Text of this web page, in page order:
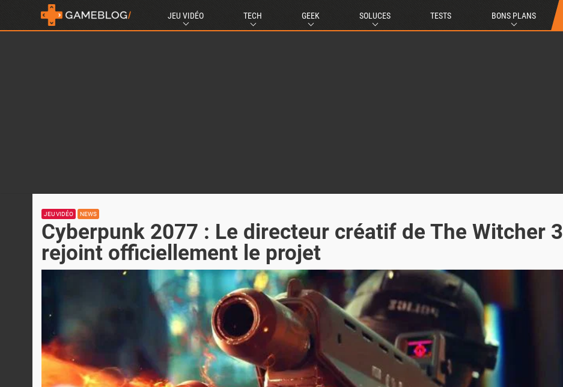
JEU VIDÉO TECH GEEK SOLUCES TESTS BONS PLANS
JEU VIDÉO NEWS
Cyberpunk 2077 : Le directeur créatif de The Witcher 3
rejoint officiellement le projet